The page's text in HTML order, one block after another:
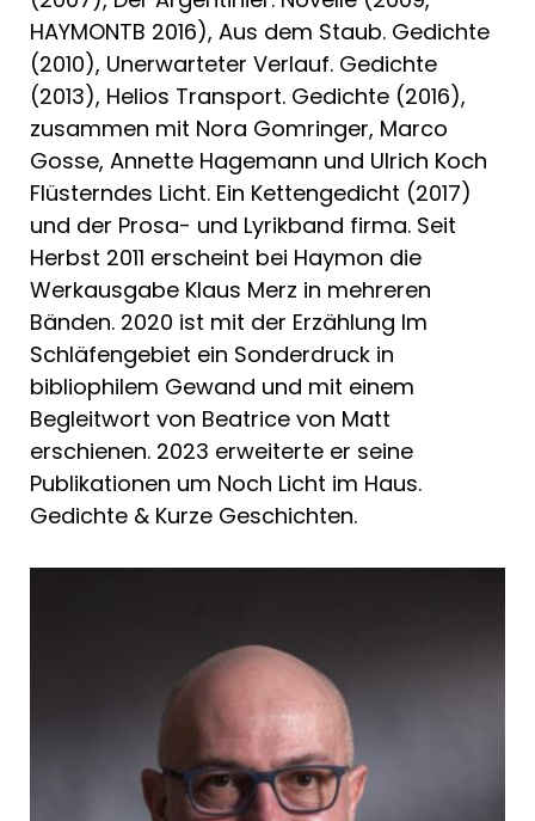
HAYMONTB 2016), Aus dem Staub. Gedichte
(2010), Unerwarteter Verlauf. Gedichte
(2013), Helios Transport. Gedichte (2016),
zusammen mit Nora Gomringer, Marco
Gosse, Annette Hagemann und Ulrich Koch
Flüsterndes Licht. Ein Kettengedicht (2017)
und der Prosa- und Lyrikband firma. Seit
Herbst 2011 erscheint bei Haymon die
Werkausgabe Klaus Merz in mehreren
Bänden. 2020 ist mit der Erzählung Im
Schläfengebiet ein Sonderdruck in
bibliophilem Gewand und mit einem
Begleitwort von Beatrice von Matt
erschienen. 2023 erweiterte er seine
Publikationen um Noch Licht im Haus.
Gedichte & Kurze Geschichten.